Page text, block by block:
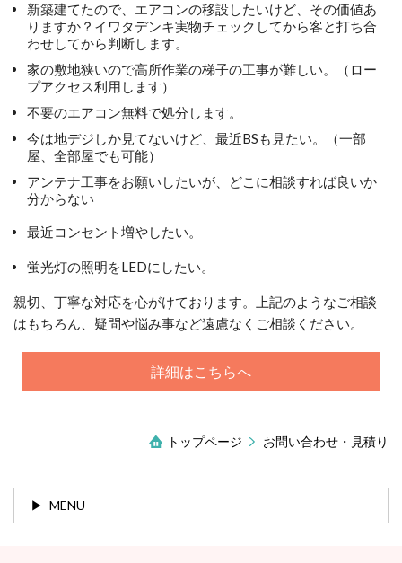
新築建てたので、エアコンの移設したいけど、その価値あ
りますか？イワタデンキ実物チェックしてから客と打ち合
わせしてから判断します。
家の敷地狭いので高所作業の梯子の工事が難しい。（ロー
プアクセス利用します）
不要のエアコン無料で処分します。
今は地デジしか見てないけど、最近BSも見たい。（一部
屋、全部屋でも可能）
アンテナ工事をお願いしたいが、どこに相談すれば良いか
分からない
最近コンセント増やしたい。
蛍光灯の照明をLEDにしたい。
親切、丁寧な対応を心がけております。上記のようなご相談
はもちろん、疑問や悩み事など遠慮なくご相談ください。
詳細はこちらへ
トップページ お問い合わせ・見積り
MENU